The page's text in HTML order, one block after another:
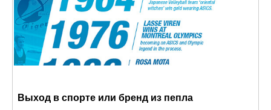
Выход в спорте или бренд из пепла